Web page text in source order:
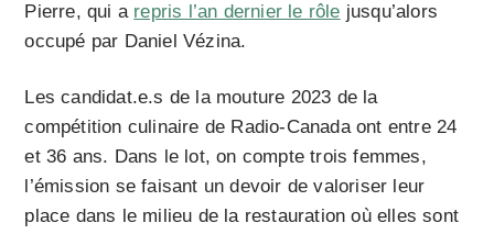
Pierre, qui a repris l’an dernier le rôle jusqu’alors
occupé par Daniel Vézina.
Les candidat.e.s de la mouture 2023 de la
compétition culinaire de Radio-Canada ont entre 24
et 36 ans. Dans le lot, on compte trois femmes,
l’émission se faisant un devoir de valoriser leur
place dans le milieu de la restauration où elles sont